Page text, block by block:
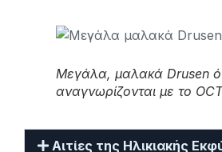
Μεγάλα, μαλακά Drusen
αναγνωρίζονται με το
Αιτίες της Ηλικιακής